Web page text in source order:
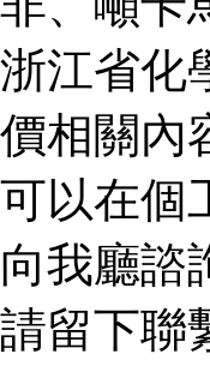
浙江省化
價相關內
可以在個
向我廳諮
請留下聯